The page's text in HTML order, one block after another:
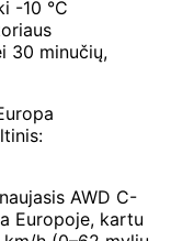
-10 °C
30 minučių,
AWD C-
Europoje, kartu